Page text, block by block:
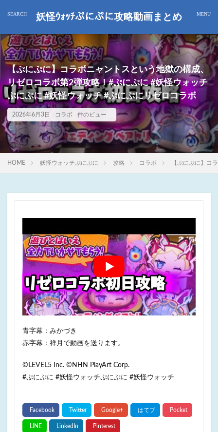
妖怪ｳｫｯﾁぷにぷに攻略動画まとめ
【ぷにぷに】コラボニャントスという地獄の構成、
リゼロコラボ第2弾攻略！#ぷにぷに #妖怪ウォッチ
ぷにぷに #妖怪ウォッチ #ぷにぷにリゼロコラボ
2026年6月3日 コラボ 件のビュー
HOME 妖怪ウォッチぷにぷに 攻略 コラボ 【ぷにぷに】コ
青字幕：みかづき
赤字幕：祥月で動画を送ります。
©LEVEL5 Inc. ©NHN PlayArt Corp.
#ぷにぷに #妖怪ウォッチぷにぷに #妖怪ウォッチ